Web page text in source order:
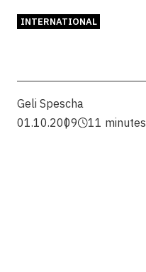
INTERNATIONAL
Geli Spescha
01.10.2009
11 minutes